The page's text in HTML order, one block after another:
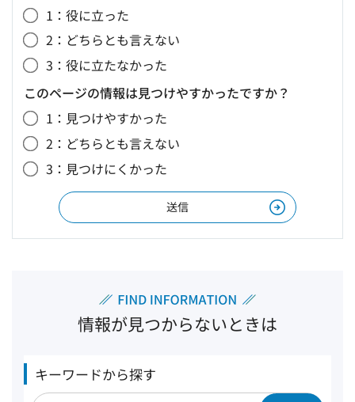
1：役に立った
2：どちらとも言えない
3：役に立たなかった
このページの情報は見つけやすかったですか？
1：見つけやすかった
2：どちらとも言えない
3：見つけにくかった
情報が見つからないときは
キーワードから探す